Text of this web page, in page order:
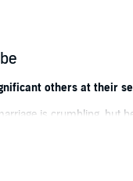
others at their
is crumbling, but
The new couple
mistakes and he’s not
wide as the ocean and